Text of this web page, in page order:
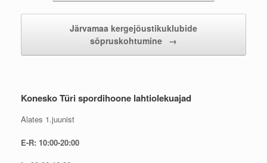
Järvamaa kergejõustikuklubide
sõpruskohtumine →
Konesko Türi spordihoone lahtiolekuajad
Alates 1.juunist
E-R: 10:00-20:00